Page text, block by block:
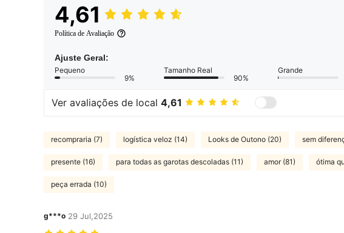
4,61
Política de Avaliação
Ajuste Geral:
Pequeno
9%
Tamanho Real
90%
Grande
Ver avaliações de local 4,61
recompraria (7) logística veloz (14) Looks de Outono (20) sem
presente (16) para todas as garotas descoladas (11) amor (81) ótima
peça errada (10)
g***o 29 Jul,2025